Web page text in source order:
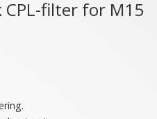
CPL-filter for M15